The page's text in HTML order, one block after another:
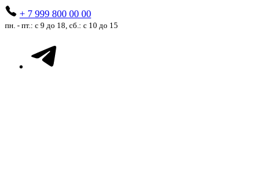
+ 7 999 800 00 00
пн. - пт.: с 9 до 18, сб.: с 10 до 15